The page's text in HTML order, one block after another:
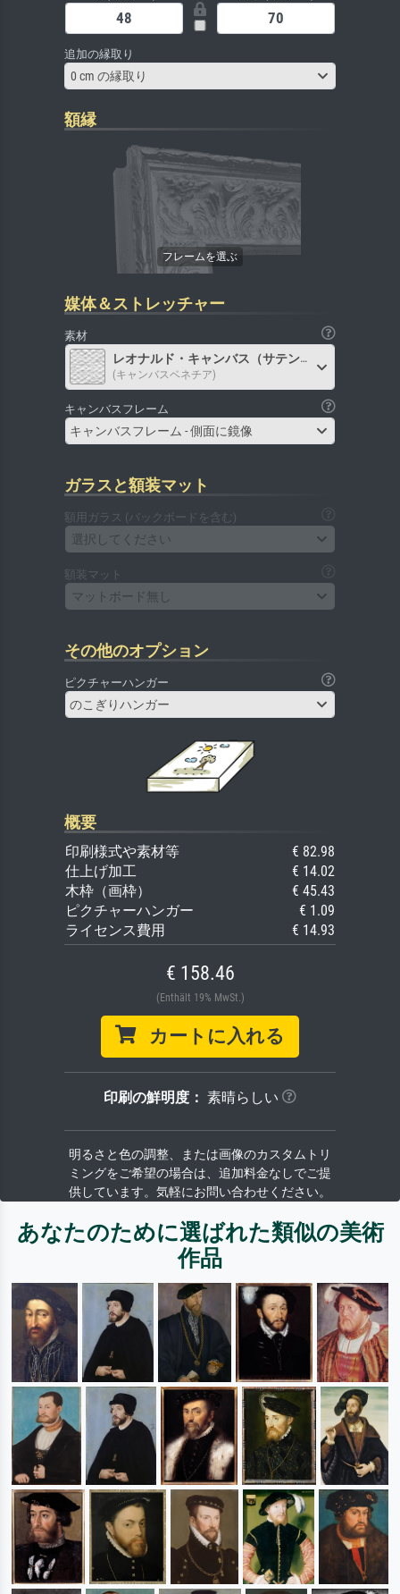
追加の縁取り
0 cm の縁取り
額縁
媒体＆ストレッチャー
素材
レオナルド・キャンバス（サテン）
(キャンバスベネチア)
キャンバスフレーム
キャンバスフレーム - 側面に鏡像
ガラスと額装マット
額用ガラス (バックボードを含む)
選択してください
額装マット
マットボード無し
その他のオプション
ピクチャーハンガー
のこぎりハンガー
概要
印刷様式や素材等
€ 82.98
仕上げ加工
€ 14.02
木枠（画枠）
€ 45.43
ピクチャーハンガー
€ 1.09
ライセンス費用
€ 14.93
€ 158.46
(Enthält 19% MwSt.)
カートに入れる
印刷の鮮明度： 素晴らしい
明るさと色の調整、または画像のカスタムトリ
ミングをご希望の場合は、追加料金なしでご提
供しています。気軽にお問い合わせください。
あなたのために選ばれた類似の美術
作品